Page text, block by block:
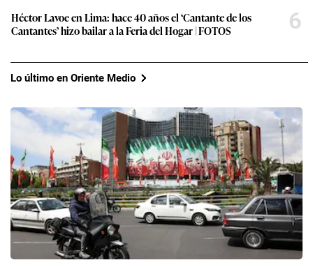
Héctor Lavoe en Lima: hace 40 años el ‘Cantante de los
Cantantes’ hizo bailar a la Feria del Hogar | FOTOS
6
Lo último en Oriente Medio